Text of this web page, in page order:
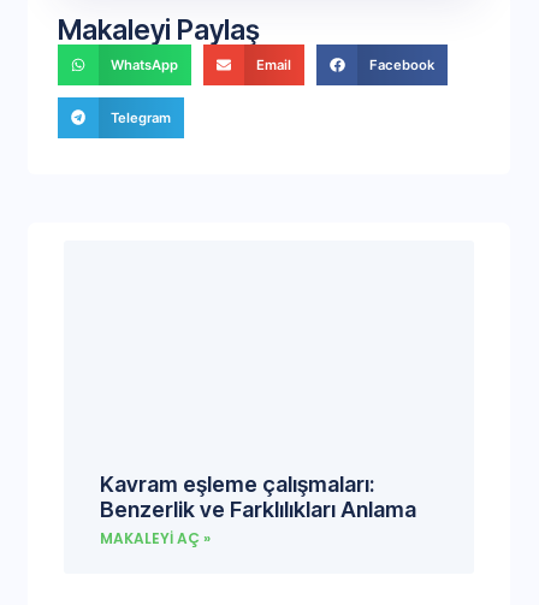
Makaleyi Paylaş
WhatsApp Email Facebook
Telegram
Kavram eşleme çalışmaları:
Benzerlik ve Farklılıkları Anlama
MAKALEYI AÇ »